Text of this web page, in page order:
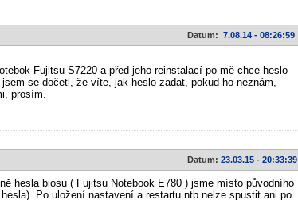
Datum: 7.08.14 - 08:26:59
Fujitsu S7220 a před jeho reinstalací po mě chce heslo
se dočetl, že víte, jak heslo zadat, pokud ho neznám,
prosím.
Datum: 23.03.15 - 20:33:39
hesla biosu ( Fujitsu Notebook E780 ) jsme místo původního
Po uložení nastavení a restartu ntb nelze spustit ani po